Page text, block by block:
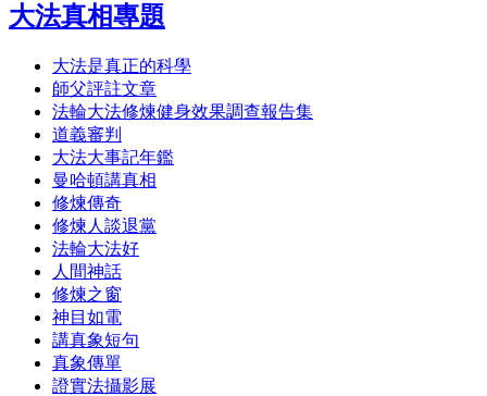
大法真相專題
大法是真正的科學
師父評註文章
法輪大法修煉健身效果調查報告集
道義審判
大法大事記年鑑
曼哈頓講真相
修煉傳奇
修煉人談退黨
法輪大法好
人間神話
修煉之窗
神目如電
講真象短句
真象傳單
證實法攝影展